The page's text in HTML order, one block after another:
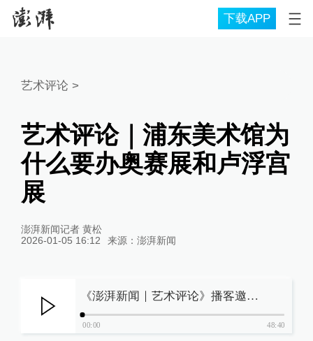
下载APP
艺术评论 >
艺术评论｜浦东美术馆为
什么要办奥赛展和卢浮宫
展
澎湃新闻记者 黄松
2026-01-05 16:12
来源： 澎湃新闻
《澎湃新闻｜艺术评论》播客邀请到陆家嘴集团副总经理，浦东美术馆董事长李旻坤谈“奥赛展”何以火爆。
00:00 48:40